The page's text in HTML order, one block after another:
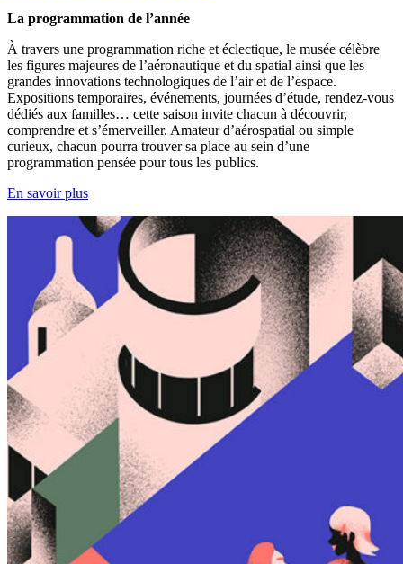
La programmation de l’année
À travers une programmation riche et éclectique, le musée célèbre
les figures majeures de l’aéronautique et du spatial ainsi que les
grandes innovations technologiques de l’air et de l’espace.
Expositions temporaires, événements, journées d’étude, rendez-vous
dédiés aux familles… cette saison invite chacun à découvrir,
comprendre et s’émerveiller. Amateur d’aérospatial ou simple
curieux, chacun pourra trouver sa place au sein d’une
programmation pensée pour tous les publics.
En savoir plus